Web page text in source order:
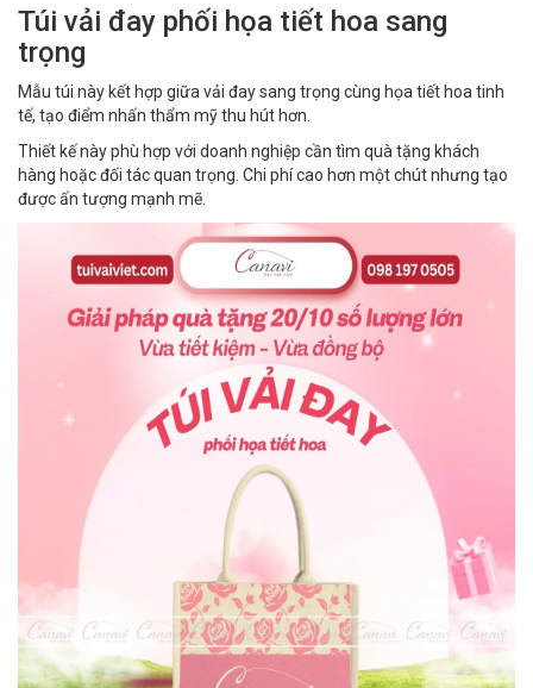
Túi vải đay phối họa tiết hoa sang
trọng
Mẫu túi này kết hợp giữa vải đay sang trọng cùng họa tiết hoa tinh
tế, tạo điểm nhấn thẩm mỹ thu hút hơn.
Thiết kế này phù hợp với doanh nghiệp cần tìm quà tặng khách
hàng hoặc đối tác quan trọng. Chi phí cao hơn một chút nhưng tạo
được ấn tượng mạnh mẽ.